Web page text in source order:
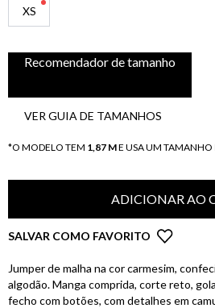
XS
Recomendador de tamanho
VER GUIA DE TAMANHOS
*O MODELO TEM 1,87 ME USA UM TAMANHO
ADICIONAR AO
SALVAR COMO FAVORITO
Jumper de malha na cor carmesim,
algodão. Manga comprida, corte reto,
fecho com botões, com detalhes em